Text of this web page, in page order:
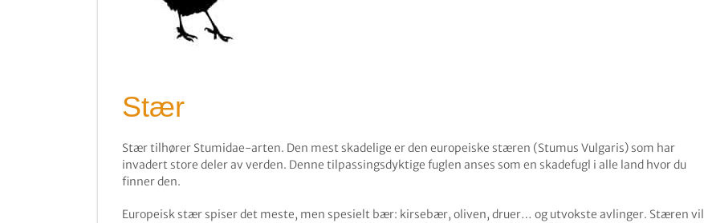
Stær
Stær tilhører Stumidae-arten. Den mest skadelige er den europeiske stæren (Stumus Vulgaris) som har
invadert store deler av verden. Denne tilpassingsdyktige fuglen anses som en skadefugl i alle land hvor du
finner den.
Europeisk stær spiser det meste, men spesielt bær: kirsebær, oliven, druer… og utvokste avlinger. Stæren vil